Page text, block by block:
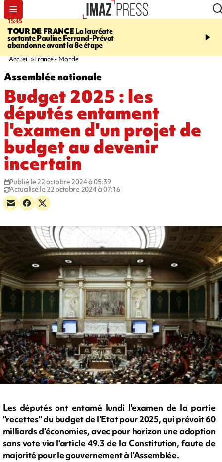
15:45
TOUR DE FRANCELa lauréate
sortante Pauline Ferrand-Prévot
abandonne avant la 8e étape
20:17
routière, concours de
Accueil France - Monde
Assemblée nationale
Budget 2025 : les
députés entament
l'examen d'un projet de
budget au devenir
incertain
Publié le 22 octobre 2024 à 05:39
Actualisé le 22 octobre 2024 à 07:16
Les députés ont entamé lundi l'examen de la partie
"recettes" du budget de l'Etat pour 2025, qui prévoit 60
milliards d'économies, avec pour horizon une adoption
sans vote via l'article 49.3 de la Constitution, faute de
majorité pour le gouvernement à l'Assemblée.